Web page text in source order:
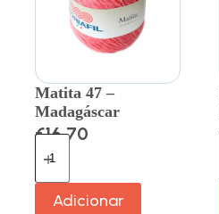
Matita 47 –
Madagáscar
€16.70
Adicionar